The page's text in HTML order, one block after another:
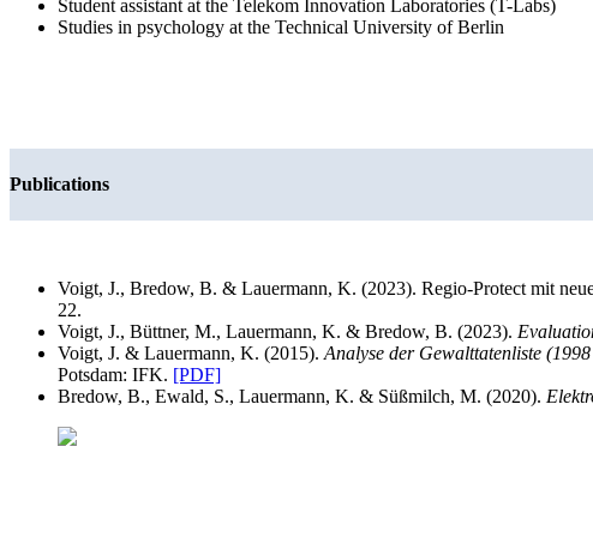
Student assistant at the Telekom Innovation Laboratories (T-Labs)
Studies in psychology at the Technical University of Berlin
Publications
Voigt, J., Bredow, B. & Lauermann, K. (2023). Regio-Protect mit
22.
Voigt, J., Büttner, M., Lauermann, K. & Bredow, B. (2023).
Voigt, J. & Lauermann, K. (2015). Analyse der Gewalttatenliste
Potsdam: IFK. [PDF]
Bredow, B., Ewald, S., Lauermann, K. & Süßmilch, M. (2020).